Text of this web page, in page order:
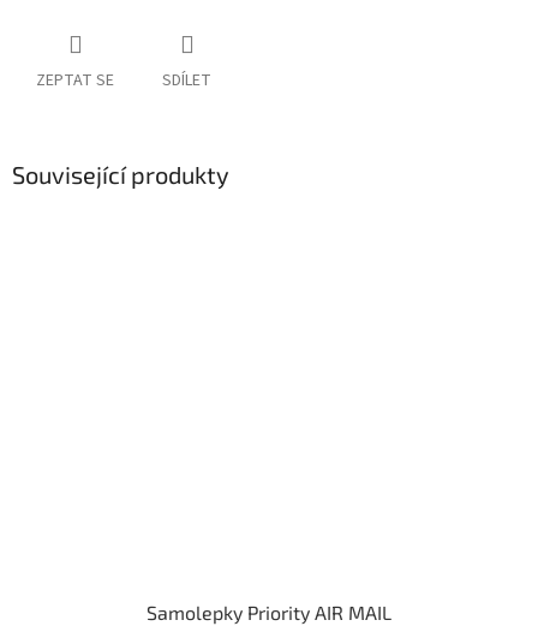
ZEPTAT SE SDÍLET
Související produkty
Samolepky Priority AIR MAIL